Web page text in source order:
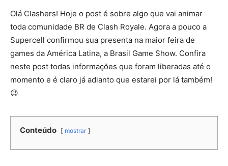
Olá Clashers! Hoje o post é sobre algo que vai animar
toda comunidade BR de Clash Royale. Agora a pouco a
Supercell confirmou sua presenta na maior feira de
games da América Latina, a Brasil Game Show. Confira
neste post todas informações que foram liberadas até o
momento e é claro já adianto que estarei por lá também!
😉
Conteúdo mostrar